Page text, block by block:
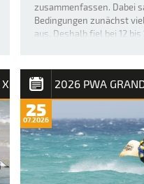
zusammenfassen. Dabei
Bedingungen zunächst
aus. Deshalb fiel bei 12 bis
2026 PWA
25
07.2026